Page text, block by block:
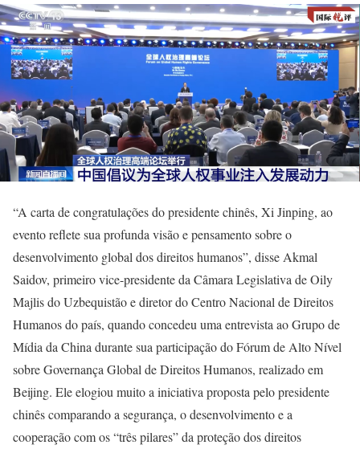
“A carta de congratulações do presidente chinês, Xi Jinping, ao
evento reflete sua profunda visão e pensamento sobre o
desenvolvimento global dos direitos humanos”, disse Akmal
Saidov, primeiro vice-presidente da Câmara Legislativa de Oily
Majlis do Uzbequistão e diretor do Centro Nacional de Direitos
Humanos do país, quando concedeu uma entrevista ao Grupo de
Mídia da China durante sua participação do Fórum de Alto Nível
sobre Governança Global de Direitos Humanos, realizado em
Beijing. Ele elogiou muito a iniciativa proposta pelo presidente
chinês comparando a segurança, o desenvolvimento e a
cooperação com os “três pilares” da proteção dos direitos